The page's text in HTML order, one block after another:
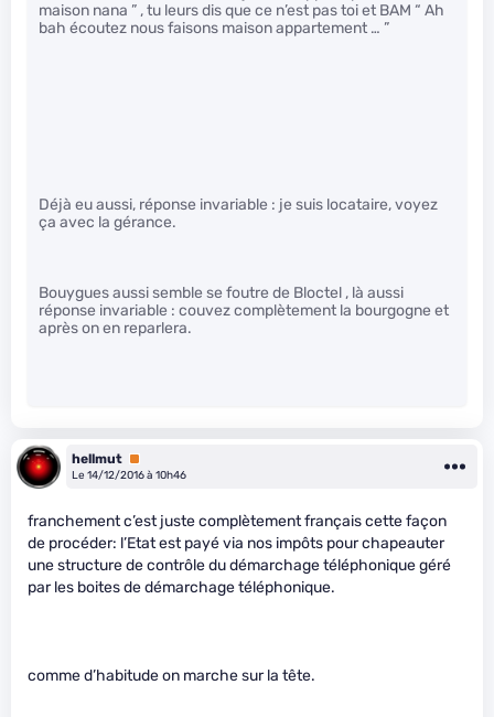
maison nana ” , tu leurs dis que ce n’est pas toi et BAM “ Ah
bah écoutez nous faisons maison appartement … ”
Déjà eu aussi, réponse invariable : je suis locataire, voyez
ça avec la gérance.
Bouygues aussi semble se foutre de Bloctel , là aussi
réponse invariable : couvez complètement la bourgogne et
après on en reparlera.
hellmut Premium
Le 14/12/2016 à 10h46
franchement c’est juste complètement français cette façon
de procéder: l’Etat est payé via nos impôts pour chapeauter
une structure de contrôle du démarchage téléphonique géré
par les boites de démarchage téléphonique.
comme d’habitude on marche sur la tête.